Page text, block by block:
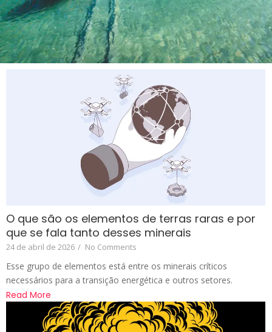
O que são os elementos de terras raras e por
que se fala tanto desses minerais
24 de abril de 2026 / No Comments
Esse grupo de elementos está entre os minerais críticos
necessários para a transição energética e outros setores.
Read More